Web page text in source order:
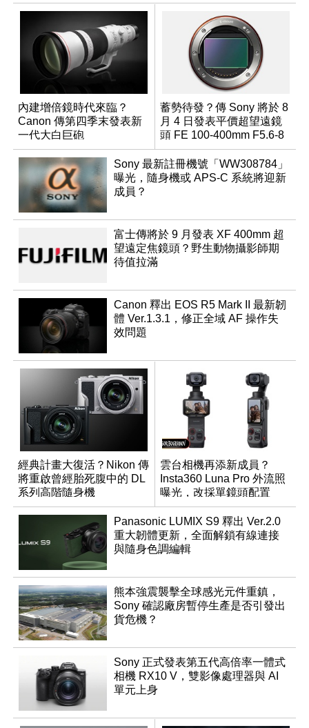
內建增倍鏡時代來臨？
Canon 傳第四季末發表新
一代大白巨砲
蓄勢待發？傳 Sony 將於 8
月 4 日發表平價超望遠鏡
頭 FE 100-400mm F5.6-8
Sony 最新註冊機號「WW308784」
曝光，隨身機或 APS-C 系統將迎新
成員？
富士傳將於 9 月發表 XF 400mm 超
望遠定焦鏡頭？野生動物攝影師期
待值拉滿
Canon 釋出 EOS R5 Mark II 最新韌
體 Ver.1.3.1，修正全域 AF 操作失
效問題
經典計畫大復活？Nikon 傳
將重啟曾經胎死腹中的 DL
系列高階隨身機
雲台相機再添新成員？
Insta360 Luna Pro 外流照
曝光，改採單鏡頭配置
Panasonic LUMIX S9 釋出 Ver.2.0
重大韌體更新，全面解鎖有線連接
與隨身色調編輯
熊本強震襲擊全球感光元件重鎮，
Sony 確認廠房暫停生產是否引發出
貨危機？
Sony 正式發表第五代高倍率一體式
相機 RX10 V，雙影像處理器與 AI
單元上身